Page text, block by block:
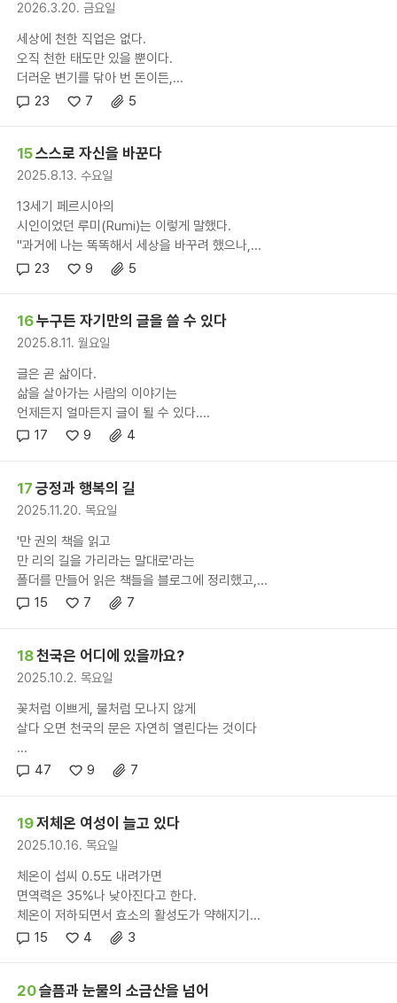
2026.3.20. 금요일
세상에 천한 직업은 없다.
오직 천한 태도만 있을 뿐이다.
더러운 변기를 닦아 번 돈이든,...
23
7 5
15스스로 자신을 바꾼다
2025.8.13. 수요일
13세기 페르시아의
시인이었던 루미(Rumi)는 이렇게 말했다.
"과거에 나는 똑똑해서 세상을 바꾸려 했으나,...
23
9 5
16누구든 자기만의 글을 쓸 수 있다
2025.8.11. 월요일
글은 곧 삶이다.
삶을 살아가는 사람의 이야기는
언제든지 얼마든지 글이 될 수 있다....
17
9 4
17 긍정과 행복의 길
2025.11.20. 목요일
'만 권의 책을 읽고
만 리의 길을 가리라는 말대로'라는
폴더를 만들어 읽은 책들을 블로그에 정리했고,...
15
7 7
18천국은 어디에 있을까요?
2025.10.2. 목요일
꽃처럼 이쁘게, 물처럼 모나지 않게
살다 오면 천국의 문은 자연히 열린다는 것이다
...
47
9 7
19저체온 여성이 늘고 있다
2025.10.16. 목요일
체온이 섭씨 0.5도 내려가면
면역력은 35%나 낮아진다고 한다.
체온이 저하되면서 효소의 활성도가 약해지기...
15
4 3
20슬픔과 눈물의 소금산을 넘어